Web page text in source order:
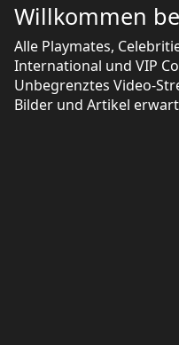
Willkommen
Alle Playmates,
International und VIP
Unbegrenztes Video-
Bilder und Artikel